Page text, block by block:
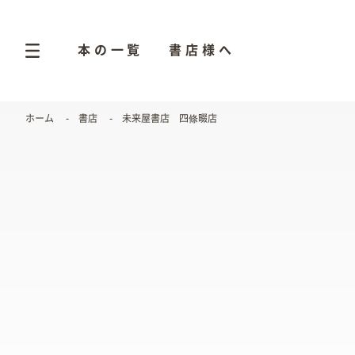
本の一覧 書店様へ
ホーム 書店 未来屋書店 四條畷店